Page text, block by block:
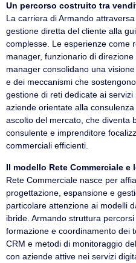
Un percorso costruito tra
La carriera di Armando
gestione diretta del cliente alla
complesse. Le esperienze come
manager, funzionario di
manager consolidano una
e dei meccanismi che
gestione di reti dedicate ai
aziende orientate alla
ascolto del mercato, che diventa
consulente e imprenditore
commerciali efficienti.
Il modello Rete Commerciale
Rete Commerciale nasce per
progettazione, espansione e
particolare attenzione ai modelli
ibride. Armando struttura
formazione e coordinamento dei
CRM e metodi di monitoraggio
con aziende attive nei servizi